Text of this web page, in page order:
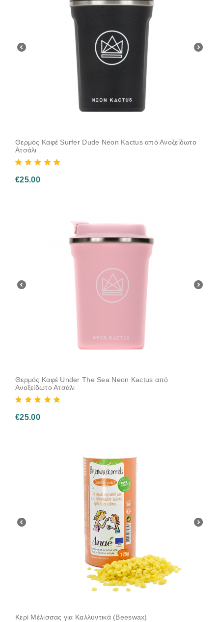
Θερμός Καφέ Surfer Dude Neon Kactus από Ανοξείδωτο
Ατσάλι
€25.00
Θερμός Καφέ Under The Sea Neon Kactus από
Ανοξείδωτο Ατσάλι
€25.00
Κερί Μέλισσας για Καλλυντικά (Beeswax)